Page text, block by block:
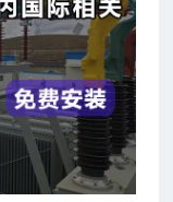
前
前
前